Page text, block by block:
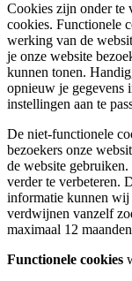
Cookies zijn onder te
cookies. Functionele
werking van de
je onze website
kunnen tonen.
opnieuw je gegevens
instellingen aan te
De niet-functionele
bezoekers onze
de website
verder te verbeteren.
informatie kunnen wij
verdwijnen vanzelf
maximaal 12
Functionele cookies